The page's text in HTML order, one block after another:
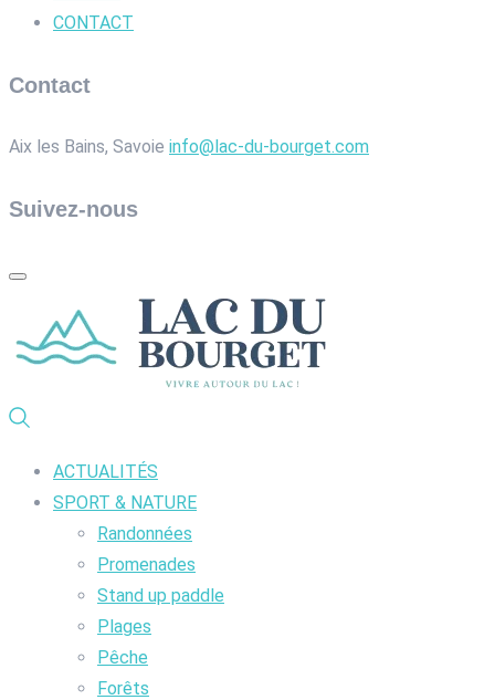
CONTACT
Contact
Aix les Bains, Savoie info@lac-du-bourget.com
Suivez-nous
ACTUALITÉS
SPORT & NATURE
Randonnées
Promenades
Stand up paddle
Plages
Pêche
Forêts